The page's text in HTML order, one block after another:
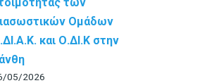
Ομάδων
και Ο.ΔΙ.Κ στην
05/2026